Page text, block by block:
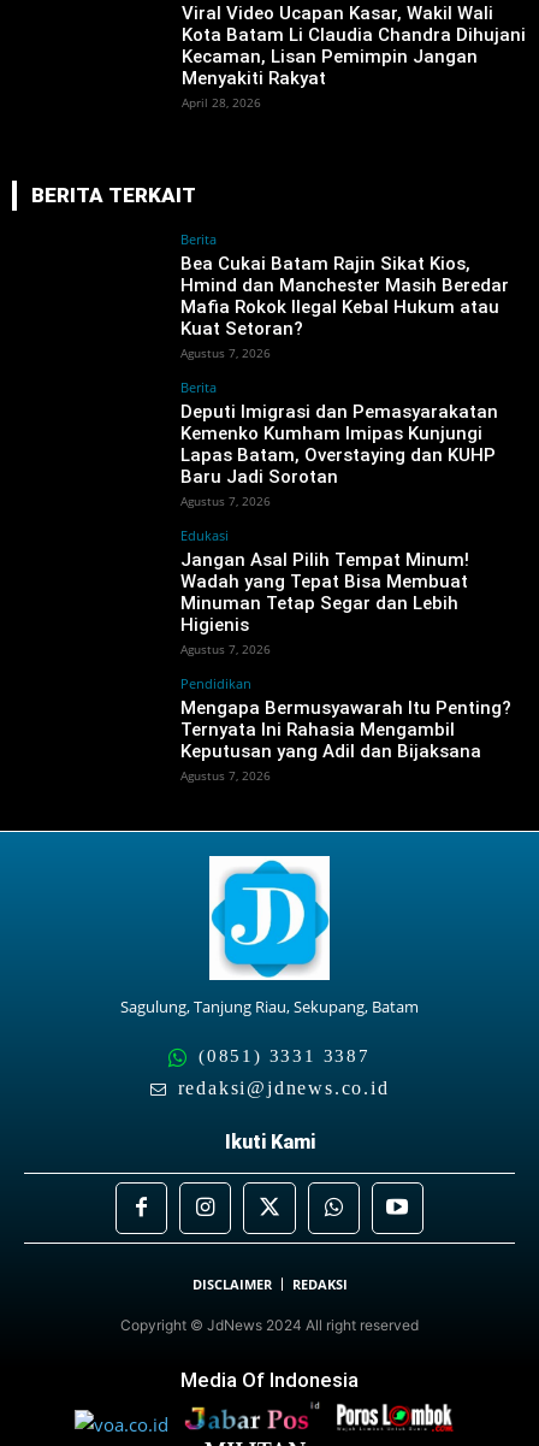
Viral Video Ucapan Kasar, Wakil Wali
Kota Batam Li Claudia Chandra Dihujani
Kecaman, Lisan Pemimpin Jangan
Menyakiti Rakyat
April 28, 2026
BERITA TERKAIT
Berita
‎Bea Cukai Batam Rajin Sikat Kios,
Hmind dan Manchester Masih Beredar
Mafia Rokok Ilegal Kebal Hukum atau
Kuat Setoran?
Agustus 7, 2026
Berita
‎Deputi Imigrasi dan Pemasyarakatan
Kemenko Kumham Imipas Kunjungi
Lapas Batam, Overstaying dan KUHP
Baru Jadi Sorotan
Agustus 7, 2026
Edukasi
Jangan Asal Pilih Tempat Minum!
Wadah yang Tepat Bisa Membuat
Minuman Tetap Segar dan Lebih
Higienis
Agustus 7, 2026
Pendidikan
Mengapa Bermusyawarah Itu Penting?
Ternyata Ini Rahasia Mengambil
Keputusan yang Adil dan Bijaksana
Agustus 7, 2026
Sagulung, Tanjung Riau, Sekupang, Batam
(0851) 3331 3387
redaksi@jdnews.co.id
Ikuti Kami
DISCLAIMER REDAKSI
Copyright © JdNews 2024 All right reserved
Media Of Indonesia